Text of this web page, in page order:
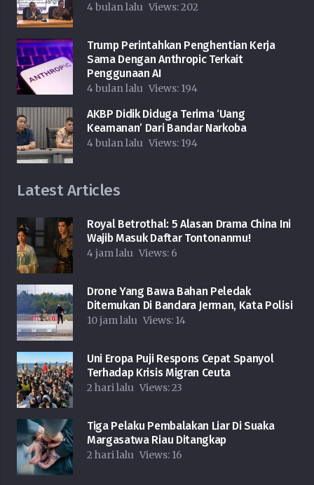
4 bulan lalu Views:202
Trump Perintahkan Penghentian Kerja
Sama Dengan Anthropic Terkait
Penggunaan AI
4 bulan lalu Views: 194
AKBP Didik Diduga Terima ‘Uang
Keamanan’ Dari Bandar Narkoba
4 bulan lalu Views: 194
Latest Articles
Royal Betrothal: 5 Alasan Drama China Ini
Wajib Masuk Daftar Tontonanmu!
4 jam lalu Views: 6
Drone Yang Bawa Bahan Peledak
Ditemukan Di Bandara Jerman, Kata Polisi
10 jam lalu Views: 14
Uni Eropa Puji Respons Cepat Spanyol
Terhadap Krisis Migran Ceuta
2 hari lalu Views:23
Tiga Pelaku Pembalakan Liar Di Suaka
Margasatwa Riau Ditangkap
2 hari lalu Views: 16